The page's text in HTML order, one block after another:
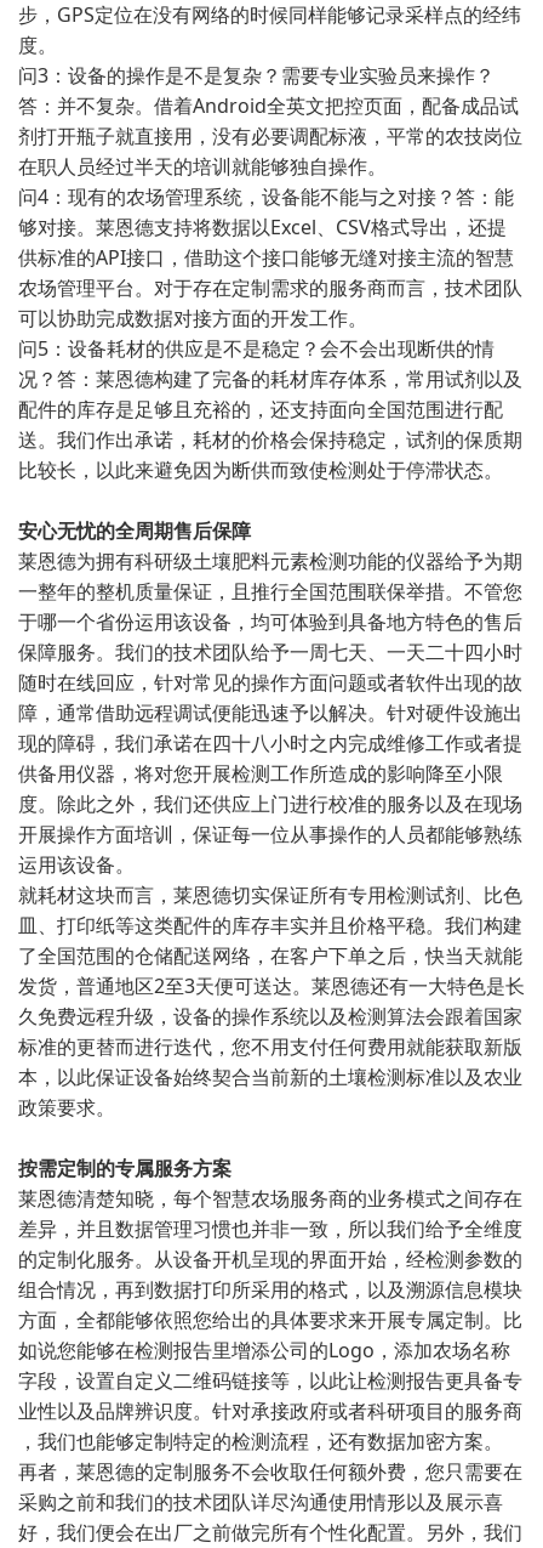
步，GPS定位在没有网络的时候同样能够记录采样点的经纬
度。
问3：设备的操作是不是复杂？需要专业实验员来操作？
答：并不复杂。借着Android全英文把控页面，配备成品试
剂打开瓶子就直接用，没有必要调配标液，平常的农技岗位
在职人员经过半天的培训就能够独自操作。
问4：现有的农场管理系统，设备能不能与之对接？答：能
够对接。莱恩德支持将数据以Excel、CSV格式导出，还提
供标准的API接口，借助这个接口能够无缝对接主流的智慧
农场管理平台。对于存在定制需求的服务商而言，技术团队
可以协助完成数据对接方面的开发工作。
问5：设备耗材的供应是不是稳定？会不会出现断供的情
况？答：莱恩德构建了完备的耗材库存体系，常用试剂以及
配件的库存是足够且充裕的，还支持面向全国范围进行配
送。我们作出承诺，耗材的价格会保持稳定，试剂的保质期
比较长，以此来避免因为断供而致使检测处于停滞状态。
安心无忧的全周期售后保障
莱恩德为拥有科研级土壤肥料元素检测功能的仪器给予为期
一整年的整机质量保证，且推行全国范围联保举措。不管您
于哪一个省份运用该设备，均可体验到具备地方特色的售后
保障服务。我们的技术团队给予一周七天、一天二十四小时
随时在线回应，针对常见的操作方面问题或者软件出现的故
障，通常借助远程调试便能迅速予以解决。针对硬件设施出
现的障碍，我们承诺在四十八小时之内完成维修工作或者提
供备用仪器，将对您开展检测工作所造成的影响降至小限
度。除此之外，我们还供应上门进行校准的服务以及在现场
开展操作方面培训，保证每一位从事操作的人员都能够熟练
运用该设备。
就耗材这块而言，莱恩德切实保证所有专用检测试剂、比色
皿、打印纸等这类配件的库存丰实并且价格平稳。我们构建
了全国范围的仓储配送网络，在客户下单之后，快当天就能
发货，普通地区2至3天便可送达。莱恩德还有一大特色是长
久免费远程升级，设备的操作系统以及检测算法会跟着国家
标准的更替而进行迭代，您不用支付任何费用就能获取新版
本，以此保证设备始终契合当前新的土壤检测标准以及农业
政策要求。
按需定制的专属服务方案
莱恩德清楚知晓，每个智慧农场服务商的业务模式之间存在
差异，并且数据管理习惯也并非一致，所以我们给予全维度
的定制化服务。从设备开机呈现的界面开始，经检测参数的
组合情况，再到数据打印所采用的格式，以及溯源信息模块
方面，全都能够依照您给出的具体要求来开展专属定制。比
如说您能够在检测报告里增添公司的Logo，添加农场名称
字段，设置自定义二维码链接等，以此让检测报告更具备专
业性以及品牌辨识度。针对承接政府或者科研项目的服务商
，我们也能够定制特定的检测流程，还有数据加密方案。
再者，莱恩德的定制服务不会收取任何额外费，您只需要在
采购之前和我们的技术团队详尽沟通使用情形以及展示喜
好，我们便会在出厂之前做完所有个性化配置。另外，我们